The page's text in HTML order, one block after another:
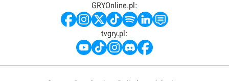
GRYOnline.pl:
tvgry.pl: